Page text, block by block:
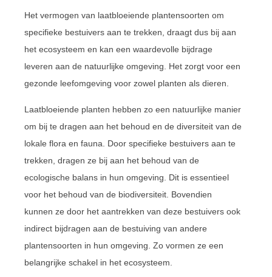
Het vermogen van laatbloeiende plantensoorten om
specifieke bestuivers aan te trekken, draagt dus bij aan
het ecosysteem en kan een waardevolle bijdrage
leveren aan de natuurlijke omgeving. Het zorgt voor een
gezonde leefomgeving voor zowel planten als dieren.
Laatbloeiende planten hebben zo een natuurlijke manier
om bij te dragen aan het behoud en de diversiteit van de
lokale flora en fauna. Door specifieke bestuivers aan te
trekken, dragen ze bij aan het behoud van de
ecologische balans in hun omgeving. Dit is essentieel
voor het behoud van de biodiversiteit. Bovendien
kunnen ze door het aantrekken van deze bestuivers ook
indirect bijdragen aan de bestuiving van andere
plantensoorten in hun omgeving. Zo vormen ze een
belangrijke schakel in het ecosysteem.